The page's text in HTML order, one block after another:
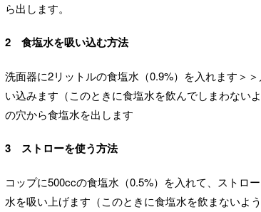
ら出します。
2 食塩水を吸い込む方法
洗面器に2リットルの食塩水（0.9%）を入れます＞
い込みます（このときに食塩水を飲んでしまわない
の穴から食塩水を出します
3 ストローを使う方法
コップに500ccの食塩水（0.5%）を入れて、ストロ
水を吸い上げます（このときに食塩水を飲まないよ